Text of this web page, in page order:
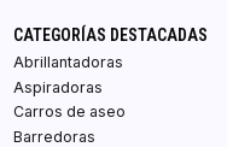
CATEGORÍAS DESTACADAS
Abrillantadoras
Aspiradoras
Carros de aseo
Barredoras